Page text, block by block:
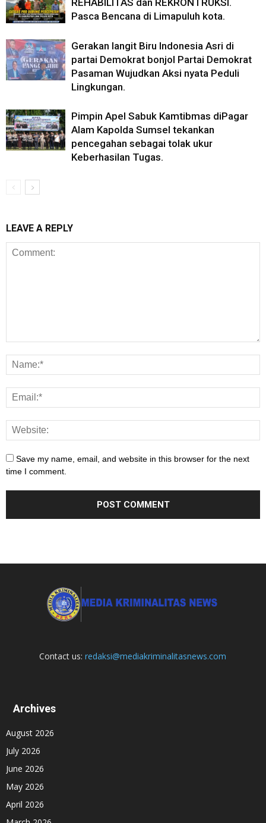
REHABILITAS dan REKRONTRUKSI.
Pasca Bencana di Limapuluh kota.
Gerakan langit Biru Indonesia Asri di
partai Demokrat bonjol Partai Demokrat
Pasaman Wujudkan Aksi nyata Peduli
Lingkungan.
Pimpin Apel Sabuk Kamtibmas diPagar
Alam Kapolda Sumsel tekankan
pencegahan sebagai tolak ukur
Keberhasilan Tugas.
LEAVE A REPLY
Save my name, email, and website in this browser for the next
time I comment.
Contact us:redaksi@mediakriminalitasnews.com
Archives
August 2026
July 2026
June 2026
May 2026
April 2026